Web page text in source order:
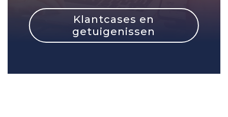
Klantcases en
getuigenissen